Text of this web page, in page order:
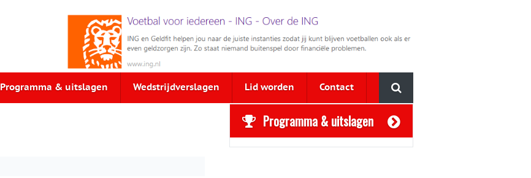
Programma & uitslagen Wedstrijdverslagen Lid worden Contact
Programma & uitslagen